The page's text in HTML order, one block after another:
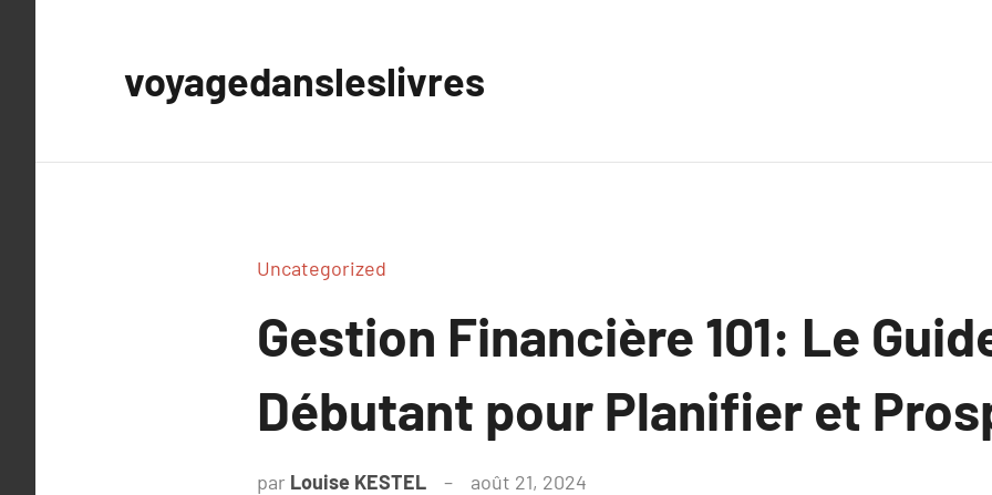
voyagedansleslivres
Uncategorized
Gestion Financière 101: Le
Débutant pour Planifier et
par Louise KESTEL août 21, 2024